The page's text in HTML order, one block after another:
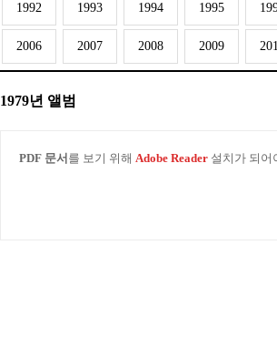
1992 1993 1994 1995
2006 2007 2008 2009
1979년 앨범
PDF 문서 를 보기 위해 Adobe Reader 설치가 되어